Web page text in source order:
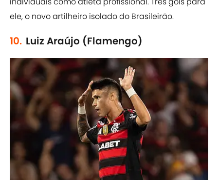
ele, o novo artilheiro isolado do Brasileirão.
10. Luiz Araújo (Flamengo)